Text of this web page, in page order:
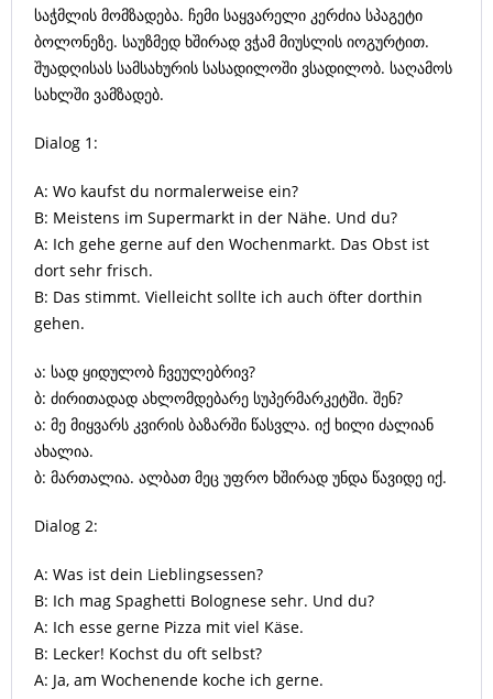
საჭმლის მომზადება. ჩემი საყვარელი კერძია სპაგეტი
ბოლონეზე. საუზმედ ხშირად ვჭამ მიუსლის იოგურტით.
შუადღისას სამსახურის სასადილოში ვსადილობ. საღამოს
სახლში ვამზადებ.
Dialog 1:
A: Wo kaufst du normalerweise ein?
B: Meistens im Supermarkt in der Nähe. Und du?
A: Ich gehe gerne auf den Wochenmarkt. Das Obst ist
dort sehr frisch.
B: Das stimmt. Vielleicht sollte ich auch öfter dorthin
gehen.
ა: სად ყიდულობ ჩვეულებრივ?
ბ: ძირითადად ახლომდებარე სუპერმარკეტში. შენ?
ა: მე მიყვარს კვირის ბაზარში წასვლა. იქ ხილი ძალიან
ახალია.
ბ: მართალია. ალბათ მეც უფრო ხშირად უნდა წავიდე იქ.
Dialog 2:
A: Was ist dein Lieblingsessen?
B: Ich mag Spaghetti Bolognese sehr. Und du?
A: Ich esse gerne Pizza mit viel Käse.
B: Lecker! Kochst du oft selbst?
A: Ja, am Wochenende koche ich gerne.